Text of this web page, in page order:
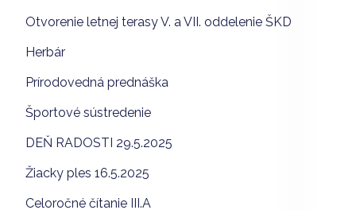
Otvorenie letnej terasy V. a VII. oddelenie ŠKD
Herbár
Prírodovedná prednáška
Športové sústredenie
DEŇ RADOSTI 29.5.2025
Žiacky ples 16.5.2025
Celoročné čítanie III.A